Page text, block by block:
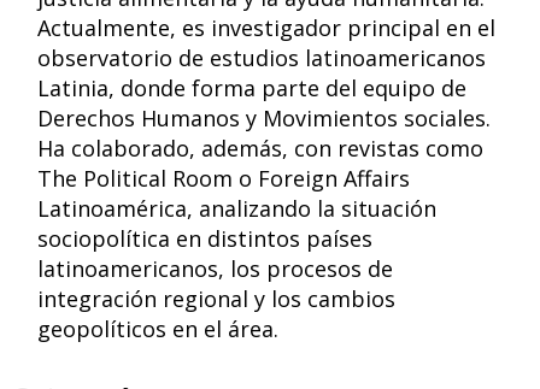
Actualmente, es investigador principal en el
observatorio de estudios latinoamericanos
Latinia, donde forma parte del equipo de
Derechos Humanos y Movimientos sociales.
Ha colaborado, además, con revistas como
The Political Room o Foreign Affairs
Latinoamérica, analizando la situación
sociopolítica en distintos países
latinoamericanos, los procesos de
integración regional y los cambios
geopolíticos en el área.